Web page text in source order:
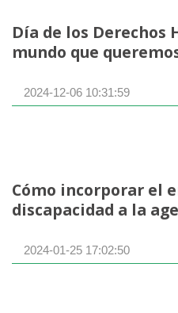
Día de los Derechos
mundo que
2024-12-06 10:31:59
Cómo incorporar el
discapacidad a la
2024-01-25 17:02:50